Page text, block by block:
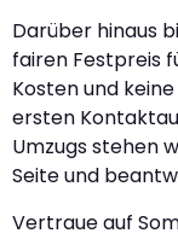
Darüber hinaus
fairen Festpreis
Kosten und
ersten
Umzugs stehen
Seite und
Vertraue auf